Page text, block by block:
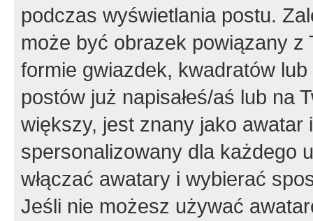
podczas wyświetlania postu.
może być obrazek powiązany z
formie gwiazdek, kwadratów
postów już napisałeś/aś lub na
większy, jest znany jako
spersonalizowany dla każdego
włączać awatary i wybierać
Jeśli nie możesz używać